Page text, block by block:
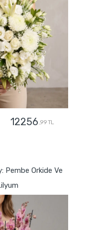
12256 ,99 TL
Pembe Orkide Ve